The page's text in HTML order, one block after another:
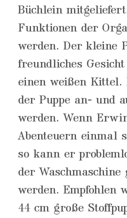
Büchlein
Funktionen der
werden. Der kleine
freundliches
einen weißen Kittel.
der Puppe an- und
werden. Wenn
Abenteuern einmal
so kann er
der Waschmaschine
werden. Empfohlen
44 cm große